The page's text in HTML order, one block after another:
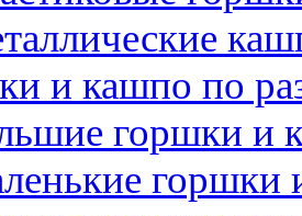
и кашпо по
горшки и
горшки